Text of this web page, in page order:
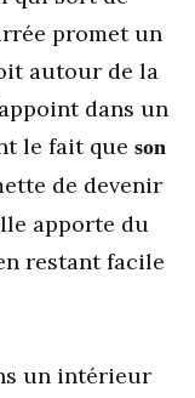
promet un
autour de la
dans un
le fait que son
de devenir
apporte du
restant facile
un intérieur